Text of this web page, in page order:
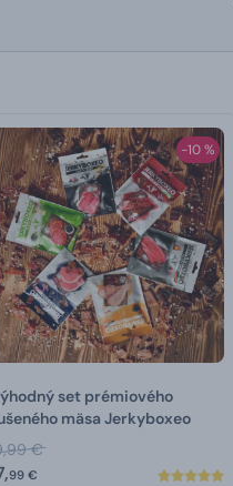
-10 %
set prémiového
mäsa Jerkyboxeo
€
99 €